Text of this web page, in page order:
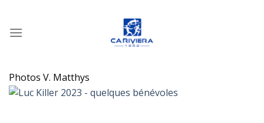
contenu
Photos V. Matthys